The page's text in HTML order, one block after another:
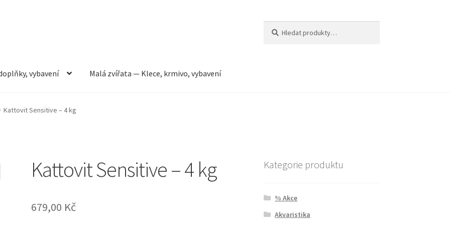
vybavení Malá zvířata — Klece, krmivo, vybavení
vybavení Můj účet
Kattovit Sensitive – 4 kg
Kattovit Sensitive – 4 kg
679,00 Kč
Kategorie produktu
% Akce
Akvaristika